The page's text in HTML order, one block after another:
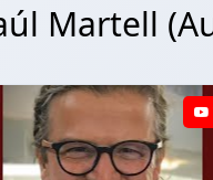
Martell